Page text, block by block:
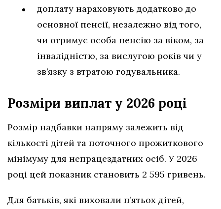
доплату нараховують додатково до
основної пенсії, незалежно від того,
чи отримує особа пенсію за віком, за
інвалідністю, за вислугою років чи у
зв’язку з втратою годувальника.
Розміри виплат у 2026 році
Розмір надбавки напряму залежить від
кількості дітей та поточного прожиткового
мінімуму для непрацездатних осіб. У 2026
році цей показник становить 2 595 гривень.
Для батьків, які виховали п’ятьох дітей,